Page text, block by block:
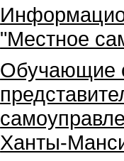
"Местное
Обучающие
Ханты-